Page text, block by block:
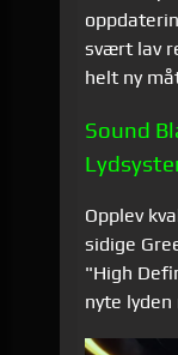
svært lav
helt ny
Sound
Opplev
sidige
"High
nyte